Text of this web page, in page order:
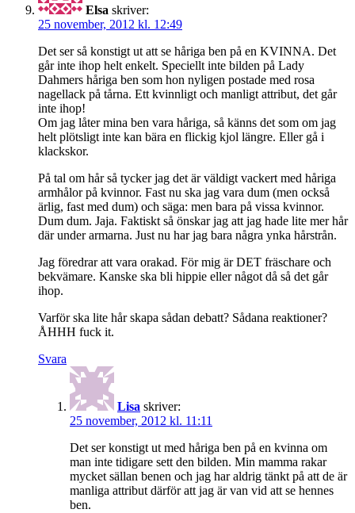
Elsa skriver:
25 november, 2012 kl. 12:49
Det ser så konstigt ut att se håriga ben på en KVINNA. Det
går inte ihop helt enkelt. Speciellt inte bilden på Lady
Dahmers håriga ben som hon nyligen postade med rosa
nagellack på tårna. Ett kvinnligt och manligt attribut, det går
inte ihop!
Om jag låter mina ben vara håriga, så känns det som om jag
helt plötsligt inte kan bära en flickig kjol längre. Eller gå i
klackskor.
På tal om hår så tycker jag det är väldigt vackert med håriga
armhålor på kvinnor. Fast nu ska jag vara dum (men också
ärlig, fast med dum) och säga: men bara på vissa kvinnor.
Dum dum. Jaja. Faktiskt så önskar jag att jag hade lite mer hår
där under armarna. Just nu har jag bara några ynka hårstrån.
Jag föredrar att vara orakad. För mig är DET fräschare och
bekvämare. Kanske ska bli hippie eller något då så det går
ihop.
Varför ska lite hår skapa sådan debatt? Sådana reaktioner?
ÅHHH fuck it.
Svara
Lisa skriver:
25 november, 2012 kl. 11:11
Det ser konstigt ut med håriga ben på en kvinna om
man inte tidigare sett den bilden. Min mamma rakar
mycket sällan benen och jag har aldrig tänkt på att de är
manliga attribut därför att jag är van vid att se hennes
ben.